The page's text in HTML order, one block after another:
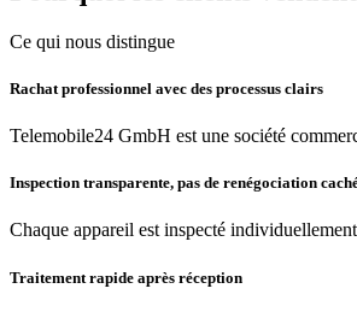
Ce qui nous distingue
Rachat professionnel avec des processus clairs
Telemobile24 GmbH est une société
Inspection transparente, pas de renégociation
Chaque appareil est inspecté
Traitement rapide après réception